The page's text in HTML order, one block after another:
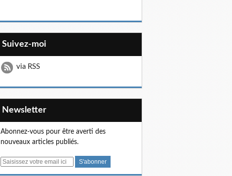
Suivez-moi
via RSS
Newsletter
Abonnez-vous pour être averti des
nouveaux articles publiés.
E